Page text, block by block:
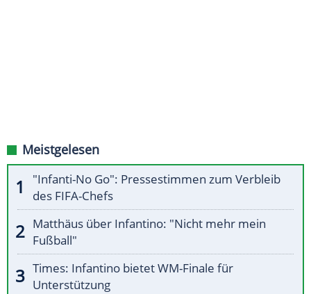
Meistgelesen
"Infanti-No Go": Pressestimmen zum Verbleib
des FIFA-Chefs
Matthäus über Infantino: "Nicht mehr mein
Fußball"
Times: Infantino bietet WM-Finale für
Unterstützung